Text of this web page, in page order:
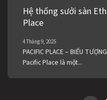
Dự án
Hệ thống sưởi sàn
Place
4 Tháng 9, 2025
PACIFIC PLACE – BIỂU
Pacific Place là một...